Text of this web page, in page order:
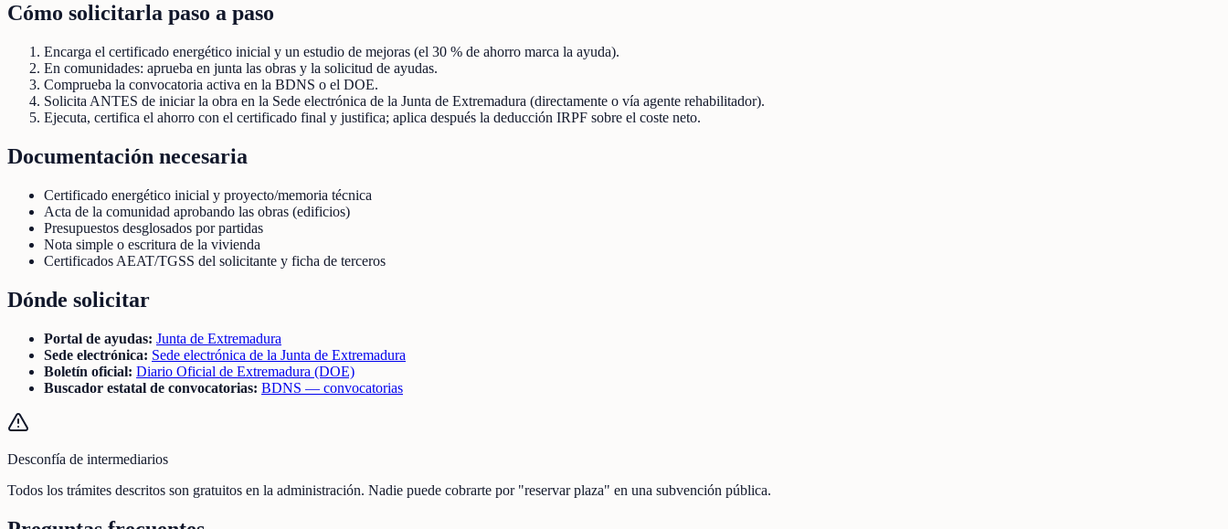
Cómo solicitarla paso a paso
Encarga el certificado energético inicial y un estudio de mejoras (el 30 % de ahorro marca la ayuda).
En comunidades: aprueba en junta las obras y la solicitud de ayudas.
Comprueba la convocatoria activa en la BDNS o el DOE.
Solicita ANTES de iniciar la obra en la Sede electrónica de la Junta de Extremadura (directamente o vía agente rehabilitador).
Ejecuta, certifica el ahorro con el certificado final y justifica; aplica después la deducción IRPF sobre el coste neto.
Documentación necesaria
Certificado energético inicial y proyecto/memoria técnica
Acta de la comunidad aprobando las obras (edificios)
Presupuestos desglosados por partidas
Nota simple o escritura de la vivienda
Certificados AEAT/TGSS del solicitante y ficha de terceros
Dónde solicitar
Portal de ayudas: Junta de Extremadura
Sede electrónica: Sede electrónica de la Junta de Extremadura
Boletín oficial: Diario Oficial de Extremadura (DOE)
Buscador estatal de convocatorias: BDNS — convocatorias
Desconfía de intermediarios
Todos los trámites descritos son gratuitos en la administración. Nadie puede cobrarte por "reservar plaza" en una subvención pública.